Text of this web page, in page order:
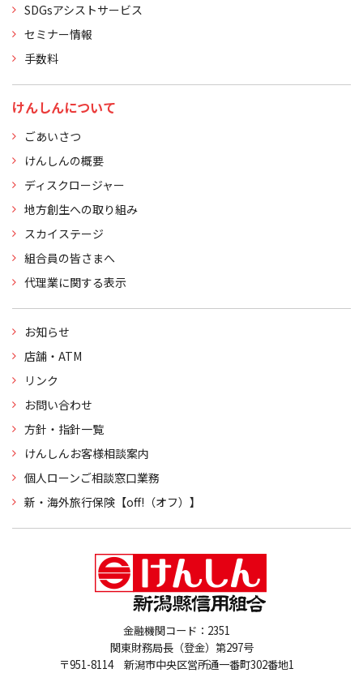
SDGsアシストサービス
セミナー情報
手数料
けんしんについて
ごあいさつ
けんしんの概要
ディスクロージャー
地方創生への取り組み
スカイステージ
組合員の皆さまへ
代理業に関する表示
お知らせ
店舗・ATM
リンク
お問い合わせ
方針・指針一覧
けんしんお客様相談案内
個人ローンご相談窓口業務
新・海外旅行保険【off!（オフ）】
金融機関コード：2351
関東財務局長（登金）第297号
〒951-8114 新潟市中央区営所通一番町302番地1